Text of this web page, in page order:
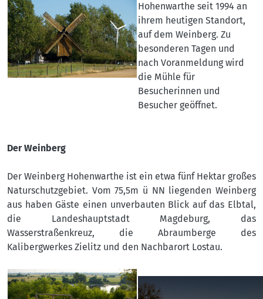
Hohenwarthe seit 1994 an
ihrem heutigen Standort,
auf dem Weinberg. Zu
besonderen Tagen und
nach Voranmeldung wird
die Mühle für
Besucherinnen und
Besucher geöffnet.
Der Weinberg
Der Weinberg Hohenwarthe ist ein etwa fünf Hektar großes
Naturschutzgebiet. Vom 75,5m ü NN liegenden Weinberg
aus haben Gäste einen unverbauten Blick auf das Elbtal,
die Landeshauptstadt Magdeburg, das
Wasserstraßenkreuz, die Abraumberge des
Kalibergwerkes Zielitz und den Nachbarort Lostau.